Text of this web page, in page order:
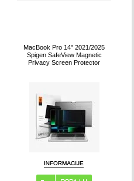
MacBook Pro 14" 2021/2025
Spigen SafeView Magnetic
Privacy Screen Protector